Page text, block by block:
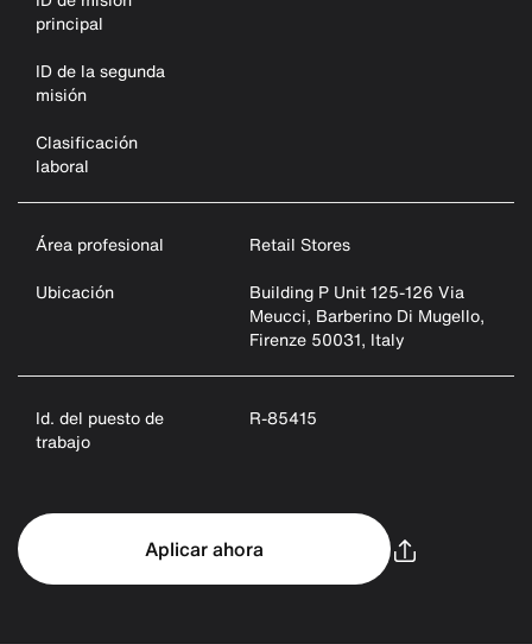
principal
ID de la segunda
misión
Clasificación
laboral
Área profesional
Retail Stores
Ubicación
Building P Unit 125-126 Via
Meucci, Barberino Di Mugello,
Firenze 50031, Italy
Id. del puesto de
trabajo
R-85415
Aplicar ahora